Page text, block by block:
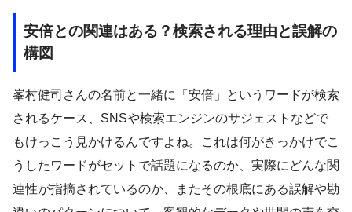
安倍との関連はある？検索される理由と誤解の
構図
峯村健司さんの名前と一緒に「安倍」というワードが検索
されるケース、SNSや検索エンジンのサジェストなどで
もけっこう見かけるんですよね。これは何がきっかけでこ
うしたワードがセットで話題になるのか、実際にどんな関
連性が指摘されているのか、またその根底にある誤解や勘